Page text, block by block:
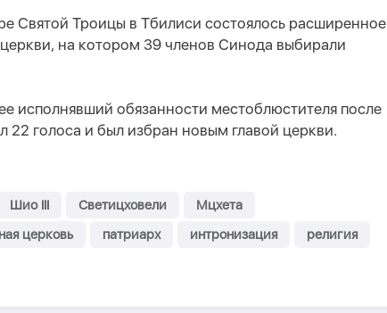
Святой Троицы в Тбилиси состоялось расширенное
на котором 39 членов Синода выбирали
исполнявший обязанности местоблюстителя после
22 голоса и был избран новым главой церкви.
Шио III Светицховели
Мцхета
церковь
патриарх интронизация
религия